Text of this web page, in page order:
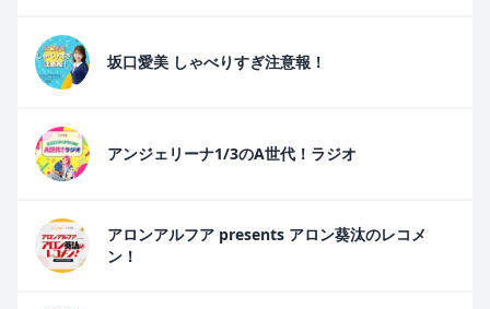
坂口愛美 しゃべりすぎ注意報！
アンジェリーナ1/3のA世代！ラジオ
アロンアルフア presents アロン葵汰のレコメ
ン！